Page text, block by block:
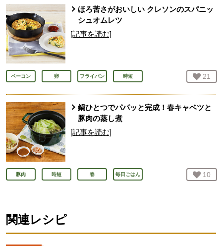
ほろ苦さがおいしい クレソンのスパニッ
シュオムレツ
[記事を読む]
ベーコン 卵 フライパン 時短 お気
21
鍋ひとつでパパッと完成！春キャベツと
豚肉の蒸し煮
[記事を読む]
豚肉 時短 春 毎日ごはん お気
10
関連レシピ